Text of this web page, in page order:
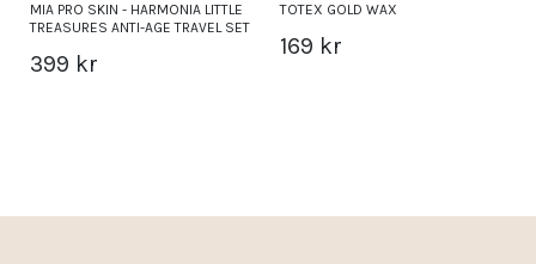
MIA PRO SKIN - HARMONIA LITTLE
TREASURES ANTI-AGE TRAVEL SET
399 kr
TOTEX GOLD WAX
169 kr